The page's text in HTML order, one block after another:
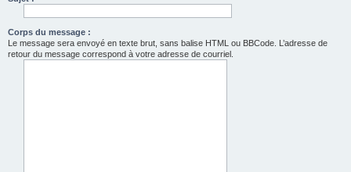
Corps du message :
Le message sera envoyé en texte brut, sans balise HTML ou BBCode. L’adresse de
retour du message correspond à votre adresse de courriel.